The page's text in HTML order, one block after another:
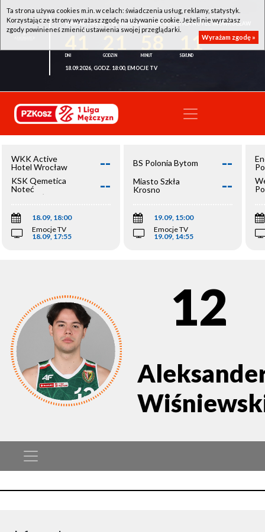
WKK ACTIVE HOTEL WROCŁAW - KSK QEMETICA NOTEĆ INOWROCŁAW
11
18.09.2026, GODZ. 18:00, EMOCJE TV
WKK Active
Hotel Wrocław
--
KSK Qemetica
Noteć
Inowrocław
--
18.09, 18:00
Emocje TV
18.09, 17:55
BS Polonia Bytom --
Miasto Szkła
Krosno
--
19.09, 15:00
Emocje TV
19.09, 14:55
12
Ta strona używa cookies m.in. w celach: świadczenia usług, reklamy, statystyk.
Korzystając ze strony wyrażasz zgodę na używanie cookie. Jeżeli nie wyrażasz
zgody powinieneś zmienić ustawienia swojej przeglądarki.
Wyrażam zgodę »